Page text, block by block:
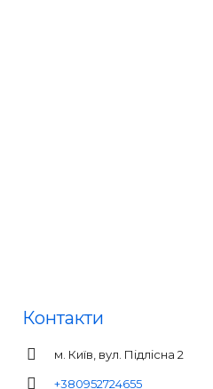
Контакти
м. Київ, вул. Підлісна 2
+380952724655